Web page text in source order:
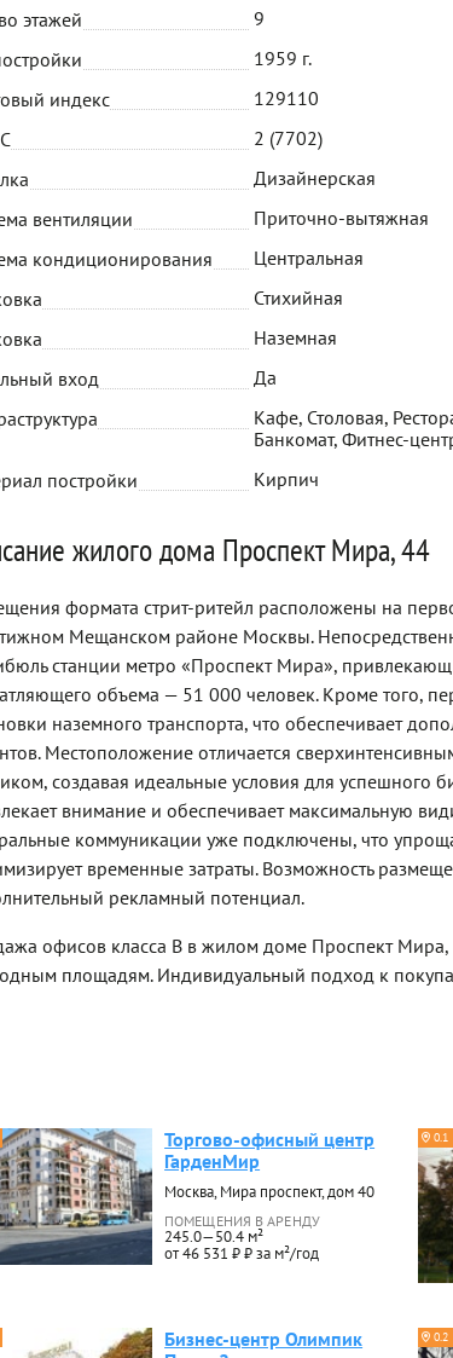
этажей
9
1959 г.
индекс
129110
2 (7702)
Дизайнерская
вентиляции
Приточно-вытяжная
кондиционирования
Центральная
Стихийная
Наземная
вход
Да
Кафе, Столовая,
Банкомат, Фитнес-
постройки
Кирпич
жилого дома Проспект Мира, 44
формата стрит-ритейл расположены на
Мещанском районе Москвы.
станции метро «Проспект Мира»,
объема — 51 000 человек. Кроме того,
наземного транспорта, что обеспечивает
Местоположение отличается
создавая идеальные условия для успешного
внимание и обеспечивает максимальную
коммуникации уже подключены, что
временные затраты. Возможность
рекламный потенциал.
офисов класса B в жилом доме Проспект
площадям. Индивидуальный подход к
Торгово-офисный центр
ГарденМир
Москва, Мира проспект, дом 40
ПОМЕЩЕНИЯ В АРЕНДУ
245.0—50.4 м²
от 46 531 ₽ ₽ за м²/год
Бизнес-центр Олимпик